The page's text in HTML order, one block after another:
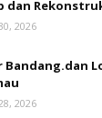
dan
2026
Bandang.dan
2026